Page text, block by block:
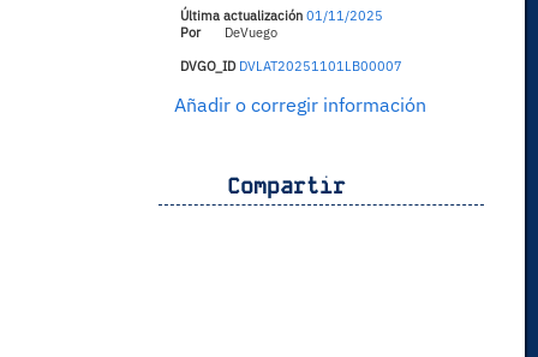
Última actualización 01/11/2025
Por
DeVuego
DVGO_ID DVLAT20251101LB00007
Añadir o corregir información
Compartir